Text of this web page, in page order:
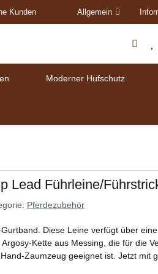
Kunden Allgemein
Moderner Hufschutz
Lead Führleine/
Pferdezubehör
Diese Leine verfügt über eine
Kette aus Messing, die für die
Zaumzeug geeignet ist. Jetzt mit